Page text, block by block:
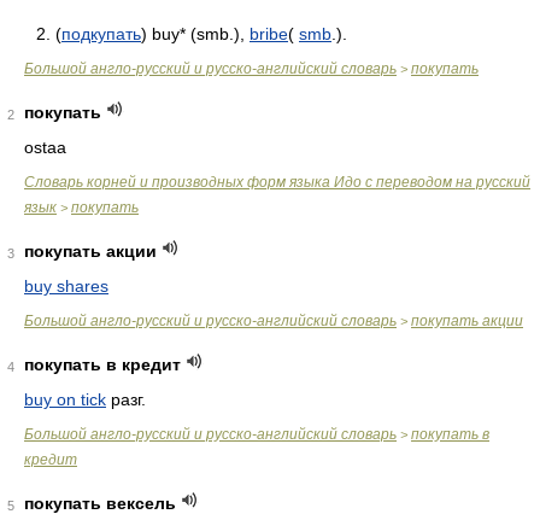
2. (подкупать) buy* (smb.), bribe( smb .).
Большой англо-русский и русско-английский словарь > покупать
2
покупать
ostaa
Словарь корней и производных форм языка Идо с переводом на русский
язык > покупать
3
покупать акции
buy shares
Большой англо-русский и русско-английский словарь > покупать акции
4
покупать в кредит
buy on tick разг.
Большой англо-русский и русско-английский словарь > покупать в
кредит
5
покупать вексель